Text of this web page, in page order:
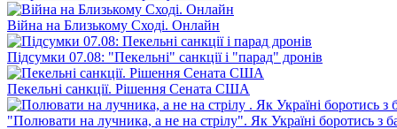
Війна на Близькому Сході. Онлайн
Підсумки 07.08: "Пекельні" санкції і "парад" дронів
Пекельні санкції. Рішення Сената США
"Полювати на лучника, а не на стрілу". Як Україні боротись з